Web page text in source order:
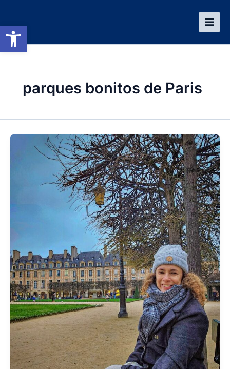
Abrir barra de herramientas
contenido
parques bonitos de Paris